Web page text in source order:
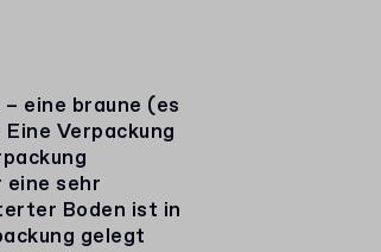
eine braune (es
Verpackung
eine sehr
Boden ist in
gelegt